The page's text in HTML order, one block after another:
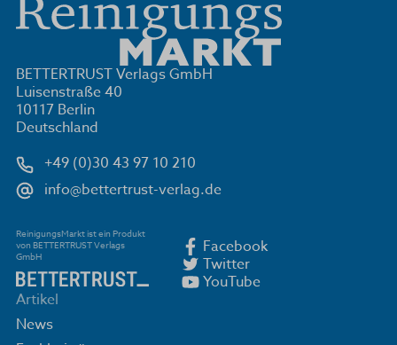
BETTERTRUST Verlags GmbH
Luisenstraße 40
10117 Berlin
Deutschland
+49 (0)30 43 97 10 210
info@bettertrust-verlag.de
ReinigungsMarkt ist ein Produkt
von BETTERTRUST Verlags
GmbH
Facebook
Twitter
YouTube
Artikel
News